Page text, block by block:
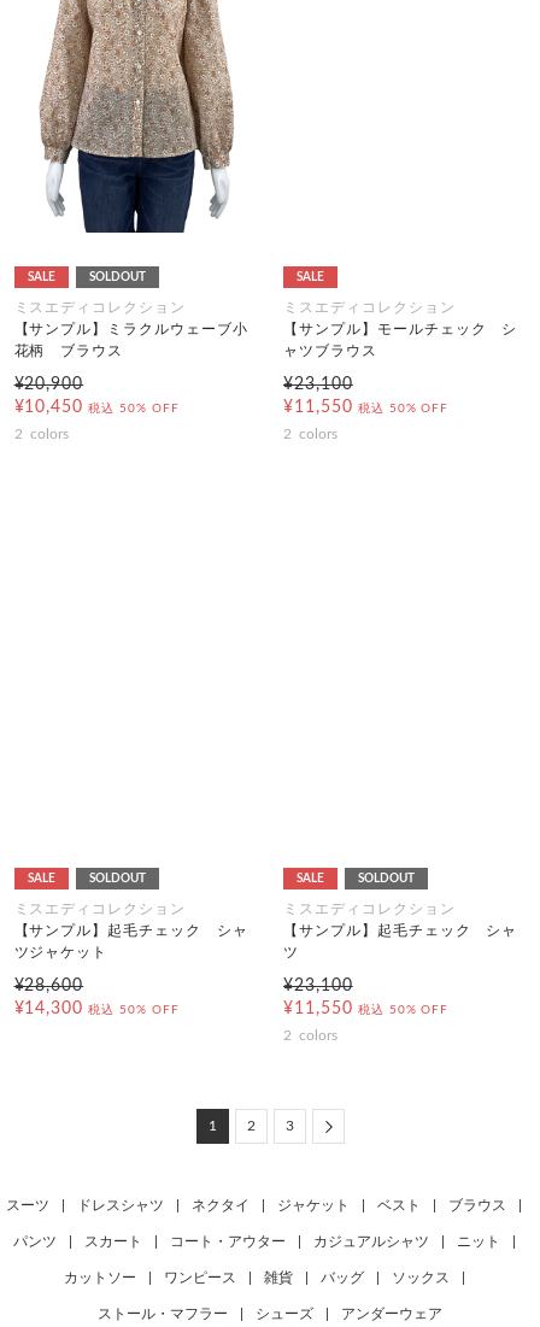
SALE SOLDOUT
ミスエディコレクション
【サンプル】ミラクルウェーブ小
花柄 ブラウス
¥20,900
¥10,450 税込 50% OFF
2 colors
SALE
ミスエディコレクション
【サンプル】モールチェック シ
ャツブラウス
¥23,100
¥11,550 税込 50% OFF
2 colors
SALE SOLDOUT
ミスエディコレクション
【サンプル】起毛チェック シャ
ツジャケット
¥28,600
¥14,300 税込 50% OFF
SALE SOLDOUT
ミスエディコレクション
【サンプル】起毛チェック シャ
ツ
¥23,100
¥11,550 税込 50% OFF
2 colors
1 2 3 Next
スーツ ドレスシャツ ネクタイ ジャケット ベスト ブラウス
パンツ スカート コート・アウター カジュアルシャツ ニット
カットソー ワンピース 雑貨 バッグ ソックス
ストール・マフラー シューズ アンダーウェア